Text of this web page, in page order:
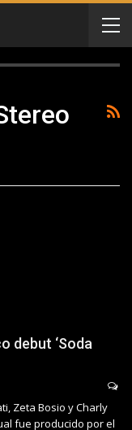
debut ‘Soda
Zeta Bosio y Charly
fue producido por el